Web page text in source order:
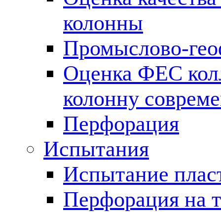
колонны
Промыслово-
Оценка ФЕС
колонну
Перфорация
Испытания
Испытание
Перфорация на